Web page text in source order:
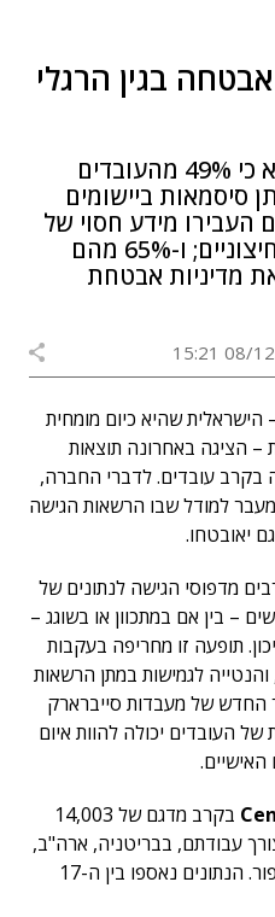
בגין הרגלי
מחקר של סייברארק מצא כי 49% מהעובדים
סיסמאות ביישומים
בעבודה; 52% מהם העבירו מידע חסוי של
מקום העבודה לגורמים חיצוניים; ו-65% מהם
מדיניות אבטחת
08/12/
הישראלית שהיא כיום מומחית
– הציגה באחרונה תוצאות
עובדים. לדברי החברה,
למודל שבו הרשאות הגישה
יאובטחו.
מדפוסי הגישה לנתונים של
– בין אם במתכוון או בשוגג –
תופעה זו מחריפה בעקבות
לגמישות במתן הרשאות
החדש של מעבדות סייברארק
העובדים יכולה להוות איום
בקרב מדגם של 14,003
עבודתם, בבריטניה, ארה"ב,
צרפת, גרמניה, אוסטרליה וסינגפור. הנתונים נאספו בין ה-17